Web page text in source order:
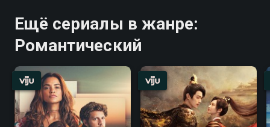
Ещё сериалы в жанре:
Романтический